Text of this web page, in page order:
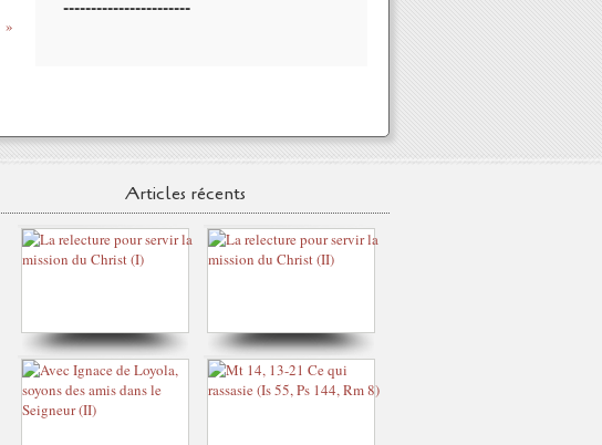
-----------------------
Articles récents